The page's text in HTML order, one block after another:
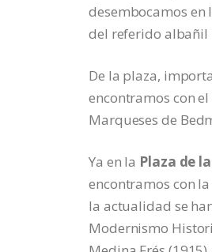
desembocamos en
del referido albañil
De la plaza,
encontramos con
Marqueses de
Ya en la Plaza de
encontramos con
la actualidad se
Modernismo